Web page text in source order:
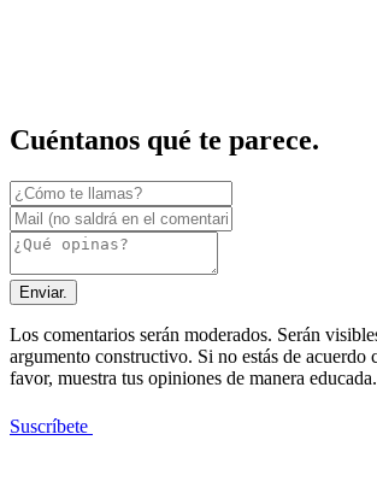
Cuéntanos qué te parece.
Enviar.
Los comentarios serán moderados. Serán
argumento constructivo. Si no estás de acuerdo
favor, muestra tus opiniones de manera educada.
Suscríbete